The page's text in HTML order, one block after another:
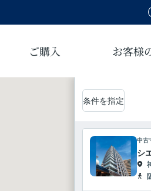
ご購入 お客様
条件を指定
中古
シ